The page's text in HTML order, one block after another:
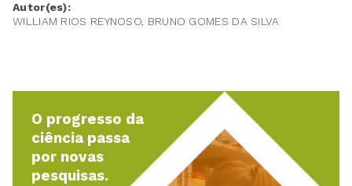
Autor(es):
WILLIAM RIOS REYNOSO, BRUNO GOMES DA SILVA
O progresso da
ciência passa
por novas
pesquisas.